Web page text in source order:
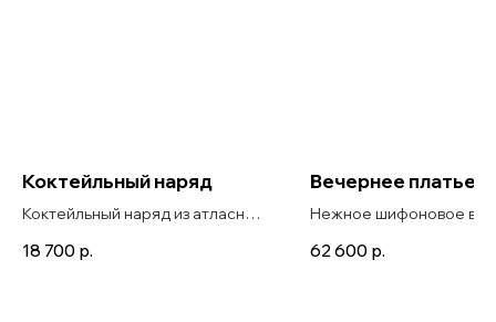
Коктейльный наряд
Коктейльный наряд из атласной
18 700 р.
Вечернее платье в
Нежное шифоновое
цветами, Garnet
62 600 р.